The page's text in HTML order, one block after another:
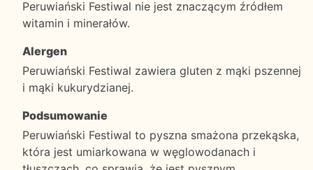
Peruwiański Festiwal nie jest znaczącym źródłem
witamin i minerałów.
Alergen
Peruwiański Festiwal zawiera gluten z mąki pszennej
i mąki kukurydzianej.
Podsumowanie
Peruwiański Festiwal to pyszna smażona przekąska,
która jest umiarkowana w węglowodanach i